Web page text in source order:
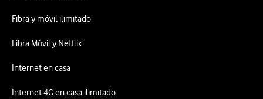
Fibra y móvil ilimitado
Fibra Móvil y Netflix
Internet en casa
Internet 4G en casa ilimitado